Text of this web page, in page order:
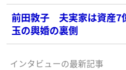
前田敦子 夫実家は資産7
玉の輿婚の裏側
インタビューの最新記事